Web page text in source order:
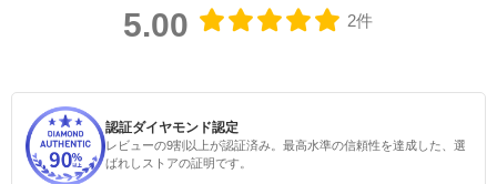
5.00 2件
認証ダイヤモンド認定
レビューの9割以上が認証済み。最高水準の信頼性を達成した、選
ばれしストアの証明です。